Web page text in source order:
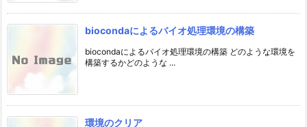
biocondaによるバイオ処理環境の構築
biocondaによるバイオ処理環境の構築 どのような環境を
構築するかどのような ...
環境のクリア